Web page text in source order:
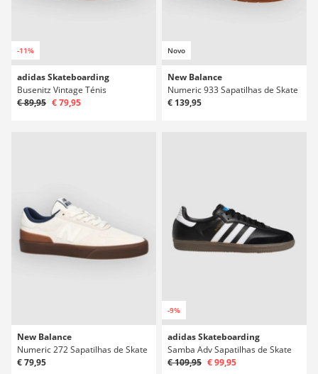
-11%
adidas Skateboarding
Busenitz Vintage Ténis
€ 89,95 € 79,95
Novo
New Balance
Numeric 933 Sapatilhas de Skate
€ 139,95
New Balance
Numeric 272 Sapatilhas de Skate
€ 79,95
-9%
adidas Skateboarding
Samba Adv Sapatilhas de Skate
€ 109,95 € 99,95